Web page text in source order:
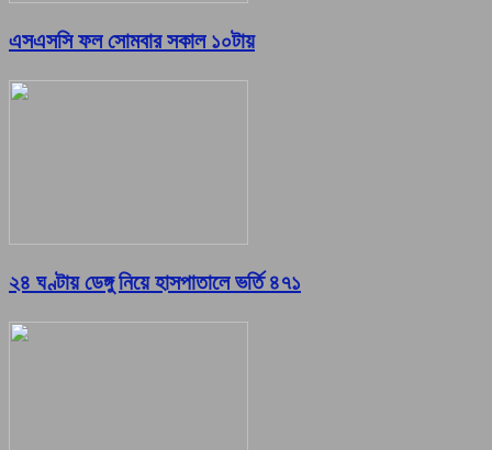
এসএসসি ফল সোমবার সকাল ১০টায়
২৪ ঘণ্টায় ডেঙ্গু নিয়ে হাসপাতালে ভর্তি ৪৭১